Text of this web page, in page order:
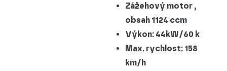
Zážehový motor ,
obsah 1124 ccm
Výkon: 44kW/60 k
Max. rychlost: 158
km/h